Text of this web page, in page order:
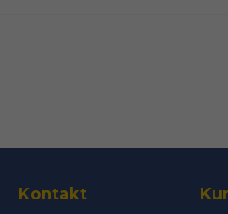
Ja, ni får publicera
Kontakt